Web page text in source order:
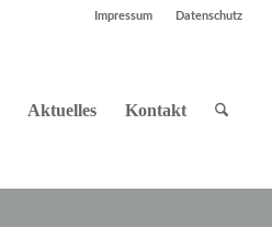
Impressum Datenschutz
Aktuelles Kontakt